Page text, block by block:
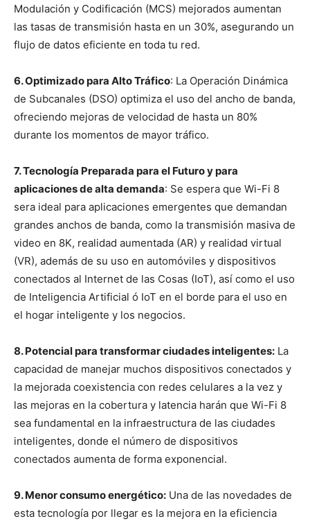
Modulación y Codificación (MCS) mejorados aumentan
las tasas de transmisión hasta en un 30%, asegurando un
flujo de datos eficiente en toda tu red.
6. Optimizado para Alto Tráfico: La Operación Dinámica
de Subcanales (DSO) optimiza el uso del ancho de banda,
ofreciendo mejoras de velocidad de hasta un 80%
durante los momentos de mayor tráfico.
7. Tecnología Preparada para el Futuro y para
aplicaciones de alta demanda: Se espera que Wi-Fi 8
sera ideal para aplicaciones emergentes que demandan
grandes anchos de banda, como la transmisión masiva de
video en 8K, realidad aumentada (AR) y realidad virtual
(VR), además de su uso en automóviles y dispositivos
conectados al Internet de las Cosas (IoT), así como el uso
de Inteligencia Artificial ó IoT en el borde para el uso en
el hogar inteligente y los negocios.
8. Potencial para transformar ciudades inteligentes: La
capacidad de manejar muchos dispositivos conectados y
la mejorada coexistencia con redes celulares a la vez y
las mejoras en la cobertura y latencia harán que Wi-Fi 8
sea fundamental en la infraestructura de las ciudades
inteligentes, donde el número de dispositivos
conectados aumenta de forma exponencial.
9. Menor consumo energético: Una de las novedades de
esta tecnología por llegar es la mejora en la eficiencia